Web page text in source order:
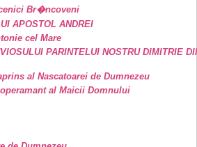
Br�ncoveni
APOSTOL ANDREI
cel Mare
PARINTELUI NOSTRU DIMITRIE
al Nascatoarei de Dumnezeu
al Maicii Domnului